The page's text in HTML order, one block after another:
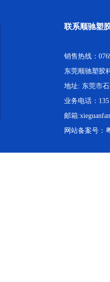
联系顺驰塑
销售热线：
东莞顺驰塑胶
地址: 东莞市
业务电话：
邮箱
网站备案号：